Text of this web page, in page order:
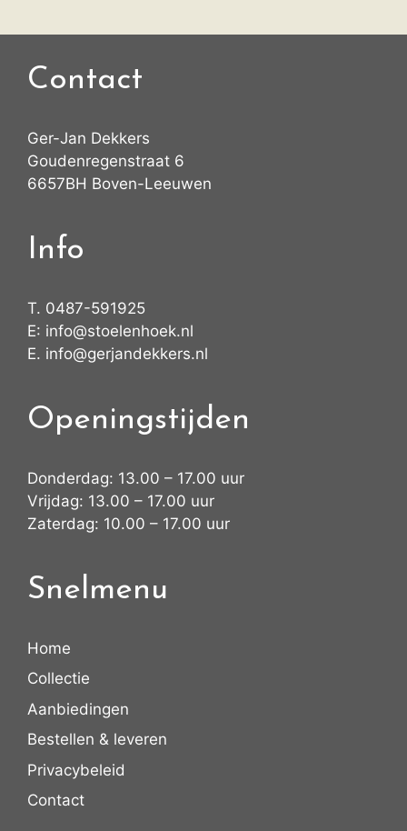
Contact
Ger-Jan Dekkers
Goudenregenstraat 6
6657BH Boven-Leeuwen
Info
T. 0487-591925
E: info@stoelenhoek.nl
E. info@gerjandekkers.nl
Openingstijden
Donderdag: 13.00 – 17.00 uur
Vrijdag: 13.00 – 17.00 uur
Zaterdag: 10.00 – 17.00 uur
Snelmenu
Home
Collectie
Aanbiedingen
Bestellen & leveren
Privacybeleid
Contact